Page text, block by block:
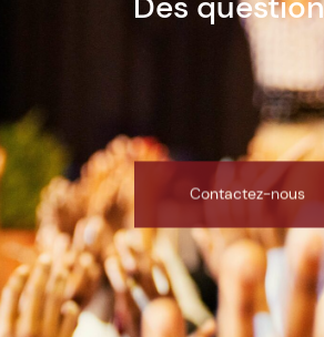
Contactez-nous